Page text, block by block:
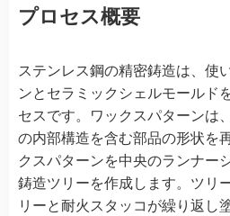
プロセス概要
ステンレス鋼の精密鋳造は、使
ンとセラミックシェルモールド
セスです。ワックスパターンは
の内部構造を含む部品の形状を
クスパターンを中央のランナー
鋳造ツリーを作成します。ツリ
リーと耐火スタッコが繰り返し